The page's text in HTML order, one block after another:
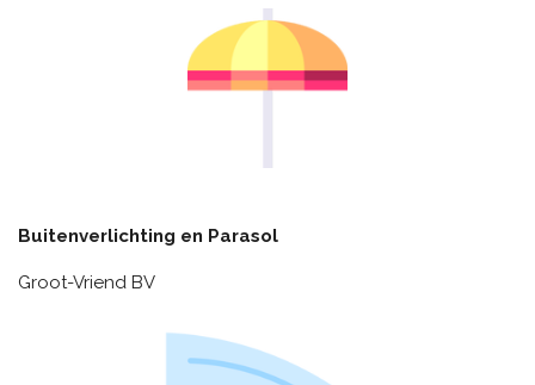
Buitenverlichting en Parasol
Groot-Vriend BV